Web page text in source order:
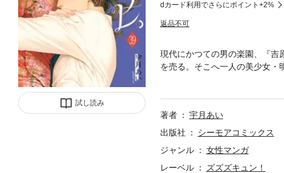
試し読み
dカード利用でさらにポイント+2%
返品不可
現代にかつての男の楽園、『
を売る。そこへ一人の美少女・
いう所なのか何も知らなかっ
著者
宇月あい
出版社
シーモアコミックス
ジャンル
女性マンガ
レーベル
ズズズキュン！